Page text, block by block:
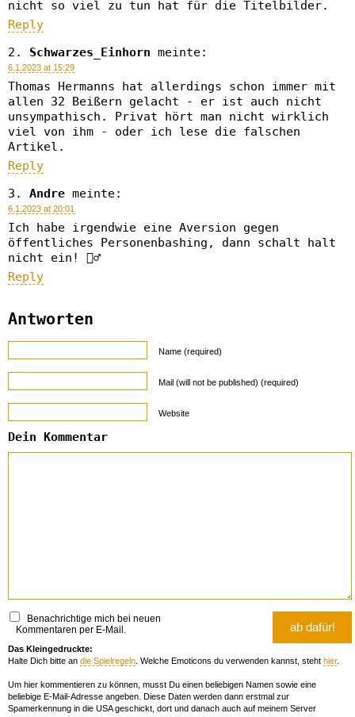
nicht so viel zu tun hat für die Titelbilder.
Reply
Schwarzes_Einhorn meinte:
6.1.2023 at 15:29
Thomas Hermanns hat allerdings schon immer mit
allen 32 Beißern gelacht - er ist auch nicht
unsympathisch. Privat hört man nicht wirklich
viel von ihm - oder ich lese die falschen
Artikel.
Reply
Andre meinte:
6.1.2023 at 20:01
Ich habe irgendwie eine Aversion gegen
öffentliches Personenbashing, dann schalt halt
nicht ein! 🤷‍♂️
Reply
Antworten
Name (required)
Mail (will not be published) (required)
Website
Dein Kommentar
Benachrichtige mich bei neuen
Kommentaren per E-Mail.
Das Kleingedruckte:
Halte Dich bitte an die Spielregeln . Welche Emoticons du verwenden kannst, steht hier.
Um hier kommentieren zu können, musst Du einen beliebigen Namen sowie eine
beliebige E-Mail-Adresse angeben. Diese Daten werden dann erstmal zur
Spamerkennung in die USA geschickt, dort und danach auch auf meinem Server